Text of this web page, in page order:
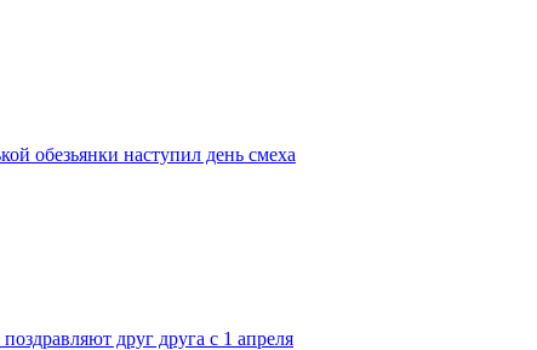
обезьянки наступил день смеха
друг друга с 1 апреля